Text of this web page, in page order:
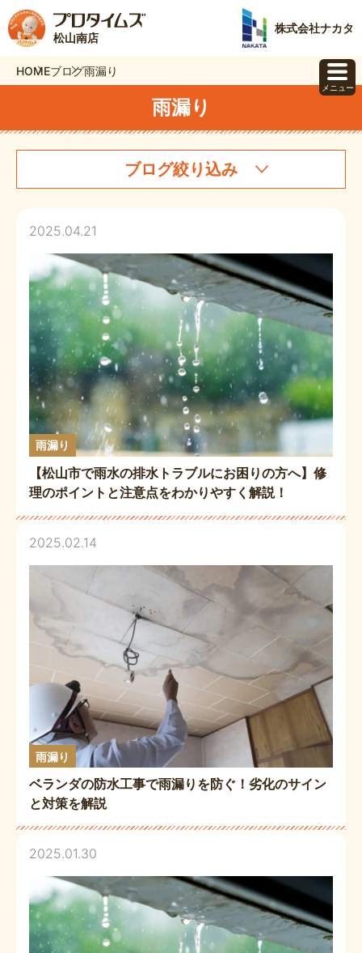
松山南店
株式会社ナカタ
HOMEブログ雨漏り
雨漏り
ブログ絞り込み
2025.04.21
雨漏り
【松山市で雨水の排水トラブルにお困りの方へ】修
理のポイントと注意点をわかりやすく解説！
2025.02.14
雨漏り
ベランダの防水工事で雨漏りを防ぐ！劣化のサイン
と対策を解説
2025.01.30
メニュー